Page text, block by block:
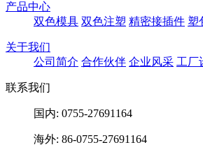
产品中心
双色模具 双色注塑 精密接插件 塑
关于我们
公司简介 合作伙伴 企业风采 工厂
联系我们
国内: 0755-27691164
海外: 86-0755-27691164